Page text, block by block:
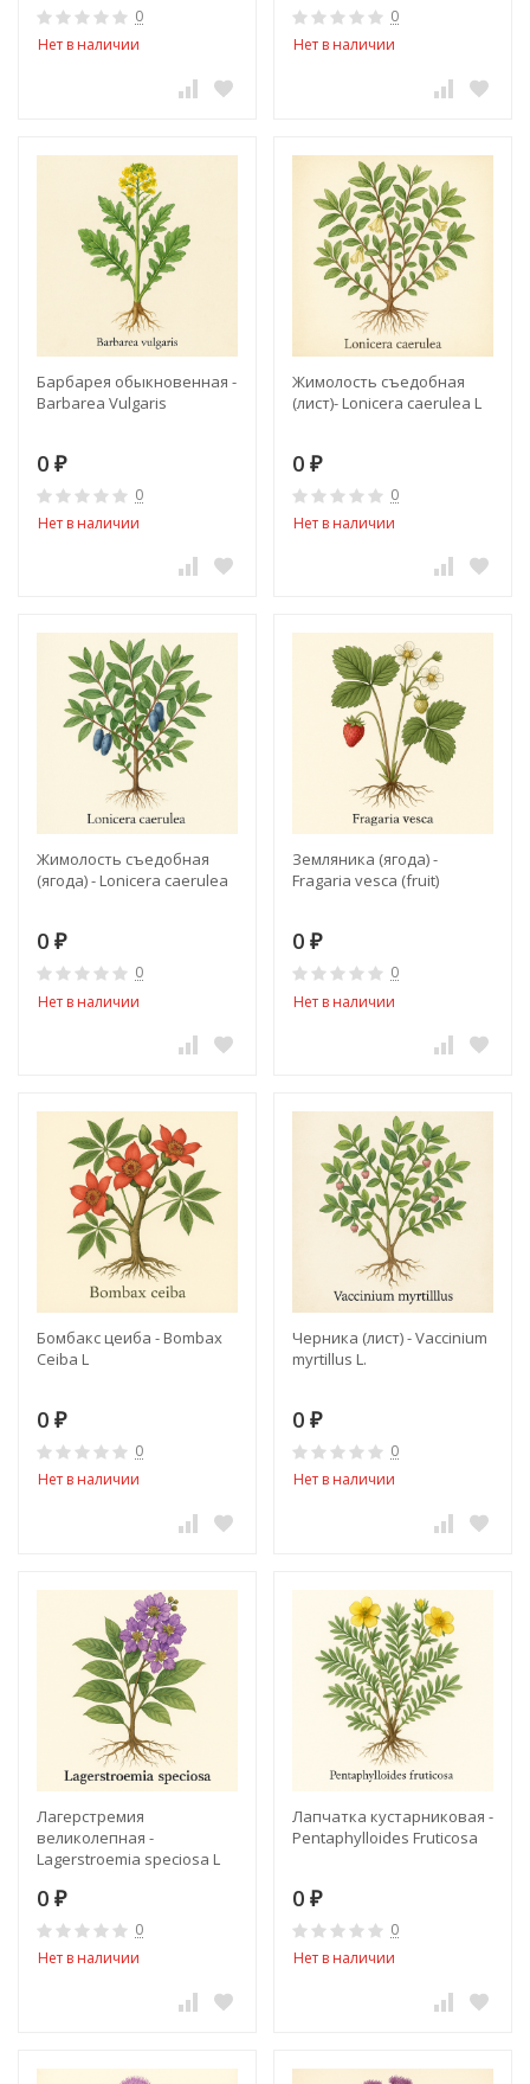
0
Нет в наличии
0
Нет в наличии
Барбарея обыкновенная -
Barbarea Vulgaris
0 ₽
0
Нет в наличии
Жимолость съедобная
(лист)- Lonicera caerulea L
0 ₽
0
Нет в наличии
Жимолость съедобная
(ягода) - Lonicera caerulea
0 ₽
0
Нет в наличии
Земляника (ягода) -
Fragaria vesca (fruit)
0 ₽
0
Нет в наличии
Бомбакс цеиба - Bombax
Ceiba L
0 ₽
0
Нет в наличии
Черника (лист) - Vaccinium
myrtillus L.
0 ₽
0
Нет в наличии
Лагерстремия
великолепная -
Lagerstroemia speciosa L
0 ₽
0
Нет в наличии
Лапчатка кустарниковая -
Pentaphylloides Fruticosa
0 ₽
0
Нет в наличии